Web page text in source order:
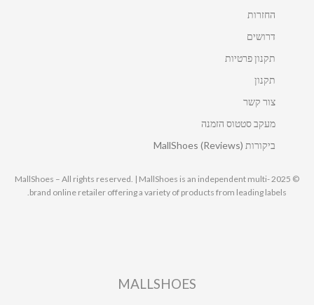
החזרות
דרושים
תקנון פרטיות
תקנון
צור קשר
מעקב סטטוס הזמנה
ביקורות MallShoes (Reviews)
© 2025 MallShoes – All rights reserved. | MallShoes is an independent multi-
brand online retailer offering a variety of products from leading labels.
MALLSHOES